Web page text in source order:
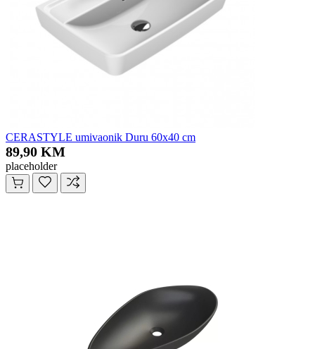
CERASTYLE umivaonik Duru 60x40 cm
89,90 KM
placeholder